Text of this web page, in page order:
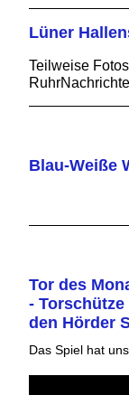
Lüner
Teilweise
Blau-Weiße
Tor des
-
den Hörder
Das Spiel hat